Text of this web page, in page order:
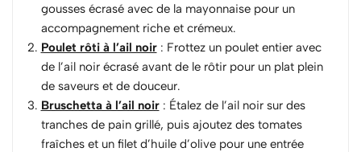
gousses écrasé avec de la mayonnaise pour un
accompagnement riche et crémeux.
Poulet rôti à l’ail noir: Frottez un poulet entier avec
de l’ail noir écrasé avant de le rôtir pour un plat plein
de saveurs et de douceur.
Bruschetta à l’ail noir: Étalez de l’ail noir sur des
tranches de pain grillé, puis ajoutez des tomates
fraîches et un filet d’huile d’olive pour une entrée